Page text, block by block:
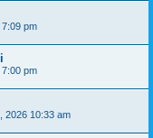
pm
pm
2026 10:33 am